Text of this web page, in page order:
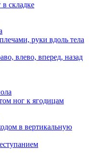
в складке
руки вдоль тела
влево, вперед, назад
ног к ягодицам
в вертикальную